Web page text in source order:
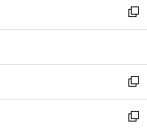
く
で
開
ド
ウ
開
く
ィ
ン
ウ
で
開
く
い
ウ
ン
ド
ウ
で
新
し
ウ
ィ
ン
ド
新
し
い
新